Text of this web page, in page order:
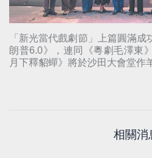
「新光當代戲劇節」上篇圓滿
朗普6.0》，連同《粵劇毛澤東
月下釋貂蟬》將於沙田大會堂作
相關消